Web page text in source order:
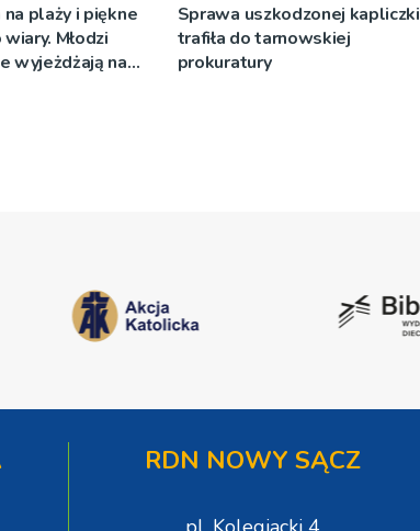
plaży i piękne
Młodzi
wyjeżdżają na
Sprawa uszkodzonej kapliczki
trafiła do tarnowskiej
prokuratury
RDN NOWY SĄCZ